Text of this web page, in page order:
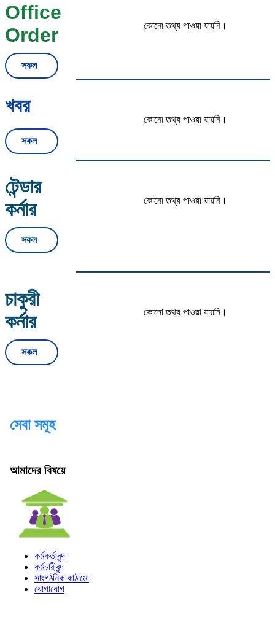
Office
Order
সকল
কোনো তথ্য পাওয়া যায়নি।
খবর
সকল
কোনো তথ্য পাওয়া যায়নি।
টেন্ডার
কর্নার
সকল
কোনো তথ্য পাওয়া যায়নি।
চাকুরী
কর্নার
সকল
কোনো তথ্য পাওয়া যায়নি।
সেবা সমূহ
আমাদের বিষয়ে
কর্মকর্তাবৃন্দ
কর্মচারীবৃন্দ
সাংগঠনিক কাঠামো
যোগাযোগ